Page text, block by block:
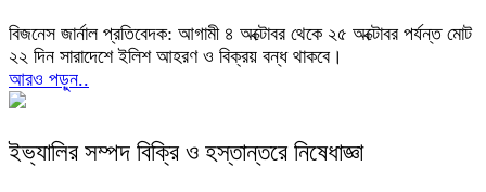
বিজনেস জার্নাল প্রতিবেদক: আগামী ৪ অক্টোবর থেকে ২৫ অক্টোবর পর্যন্ত মোট
২২ দিন সারাদেশে ইলিশ আহরণ ও বিক্রয় বন্ধ থাকবে।
আরও পড়ুন..
ইভ্যালির সম্পদ বিক্রি ও হস্তান্তরে নিষেধাজ্ঞা